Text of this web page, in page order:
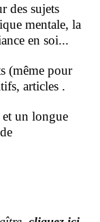
des sujets
mentale, la
en soi...
(même pour
articles .
un longue